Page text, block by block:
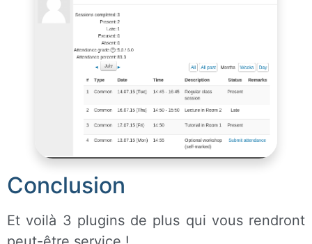
Conclusion
Et voilà 3 plugins de plus qui vous rendront